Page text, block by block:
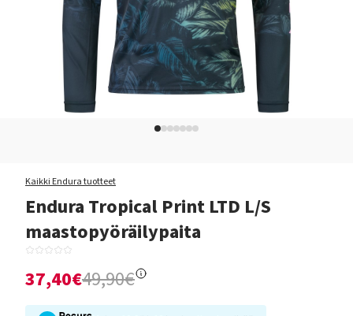
Kaikki Endura tuotteet
Endura Tropical Print LTD L/S
maastopyöräilypaita
37,40€49,90€